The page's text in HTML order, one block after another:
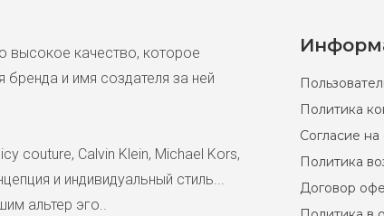
Женский лонгслив Ralph Lauren S-
5500 ₽
Маркировка М на р.44 с приталенной
Отделка рукава брендированными пуговками.
высокое качество, которое
и имя создателя за ней
couture, Calvin Klein, Michael Kors,
и индивидуальный стиль...
альтер эго..
Политика
Согласие
Политика
Договор